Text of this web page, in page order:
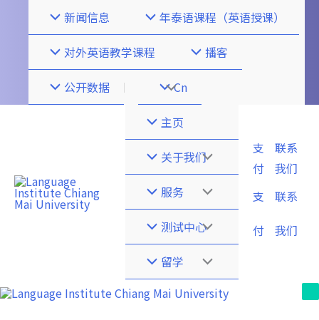
新闻信息 年泰语课程（英语授课）
对外英语教学课程 播客
公开数据 Cn
菜
单
切
换
主页
关于我们
菜
单
切
换
服务
菜
单
切
换
测试中心
菜
单
切
留学
菜
单
支
付
支
付
联系
我们
联系
我们